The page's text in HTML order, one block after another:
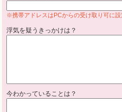
※携帯アドレスはPCからの受け取り可に
浮気を疑うきっかけは？
今わかっていることは？